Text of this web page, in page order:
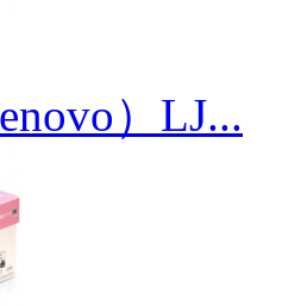
）LJ...